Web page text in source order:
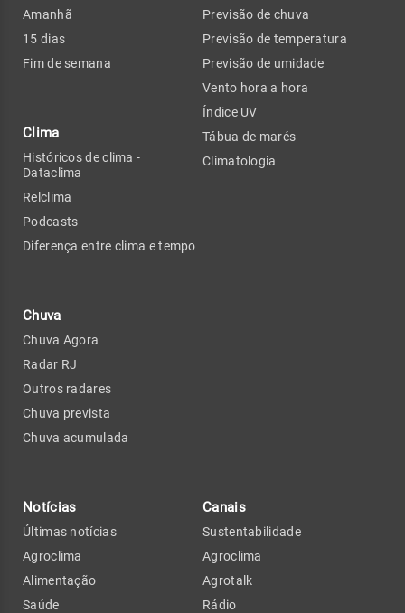
Amanhã
15 dias
Fim de semana
Clima
Históricos de clima -
Dataclima
Relclima
Podcasts
Diferença entre clima e tempo
Chuva
Chuva Agora
Radar RJ
Outros radares
Chuva prevista
Chuva acumulada
Previsão de chuva
Previsão de temperatura
Previsão de umidade
Vento hora a hora
Índice UV
Tábua de marés
Climatologia
Notícias
Últimas notícias
Agroclima
Alimentação
Saúde
Canais
Sustentabilidade
Agroclima
Agrotalk
Rádio